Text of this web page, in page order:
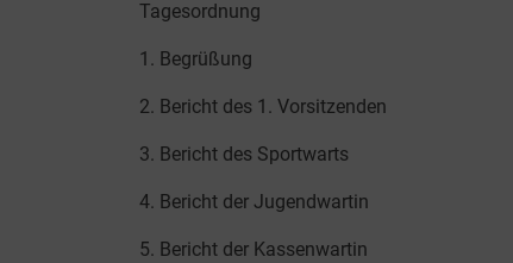
Tagesordnung
1. Begrüßung
2. Bericht des 1. Vorsitzenden
3. Bericht des Sportwarts
4. Bericht der Jugendwartin
5. Bericht der Kassenwartin